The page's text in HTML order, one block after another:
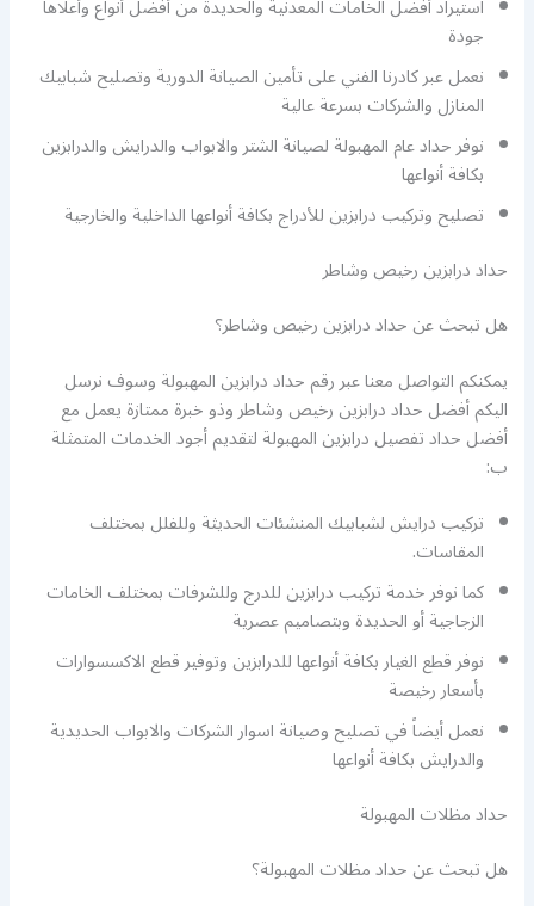
استيراد أفضل الخامات المعدنية والحديدة من أفضل أنواع وأعلاها
جودة
نعمل عبر كادرنا الفني على تأمين الصيانة الدورية وتصليح شبابيك
المنازل والشركات بسرعة عالية
نوفر حداد عام المهبولة لصيانة الشتر والابواب والدرايش والدرابزين
بكافة أنواعها
تصليح وتركيب درابزين للأدراج بكافة أنواعها الداخلية والخارجية
حداد درابزين رخيص وشاطر
هل تبحث عن حداد درابزين رخيص وشاطر؟
يمكنكم التواصل معنا عبر رقم حداد درابزين المهبولة وسوف نرسل
اليكم أفضل حداد درابزين رخيص وشاطر وذو خبرة ممتازة يعمل مع
أفضل حداد تفصيل درابزين المهبولة لتقديم أجود الخدمات المتمثلة
ب:
تركيب درايش لشبابيك المنشئات الحديثة وللفلل بمختلف
المقاسات.
كما نوفر خدمة تركيب درابزين للدرج وللشرفات بمختلف الخامات
الزجاجية أو الحديدة وبتصاميم عصرية
نوفر قطع الغيار بكافة أنواعها للدرابزين وتوفير قطع الاكسسوارات
بأسعار رخيصة
نعمل أيضاً في تصليح وصيانة اسوار الشركات والابواب الحديدية
والدرايش بكافة أنواعها
حداد مظلات المهبولة
هل تبحث عن حداد مظلات المهبولة؟